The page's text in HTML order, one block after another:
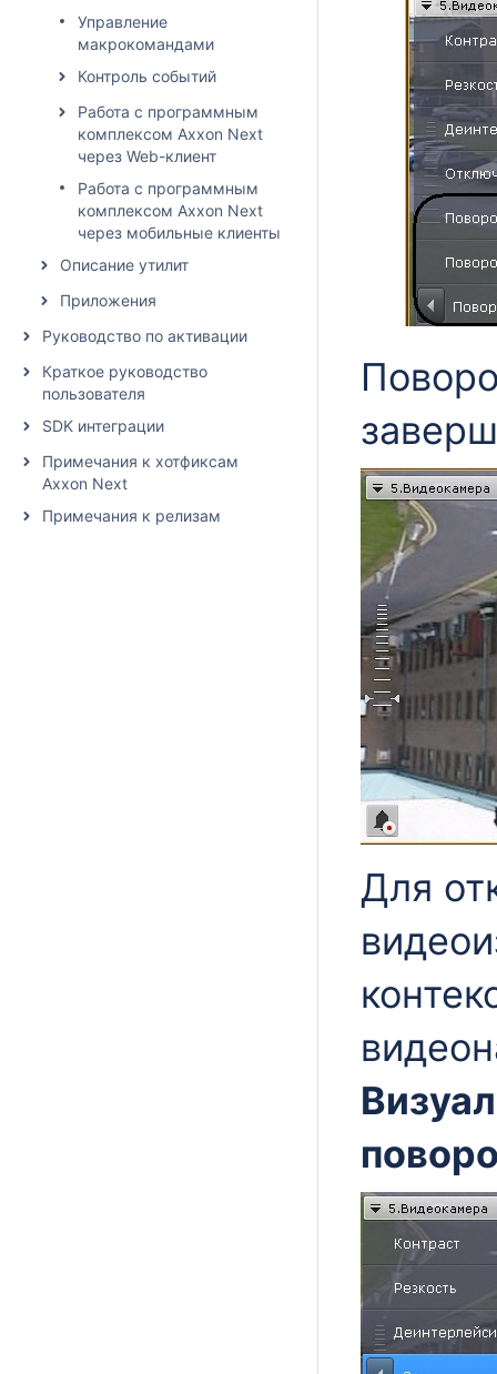
Управление
макрокомандами
Контроль событий
Работа с программным
комплексом Axxon Next
через Web-клиент
Работа с программным
комплексом Axxon Next
через мобильные клиенты
Описание утилит
Приложения
Руководство по активации
Краткое руководство
пользователя
SDK интеграции
Примечания к хотфиксам
Axxon Next
Примечания к релизам
Для